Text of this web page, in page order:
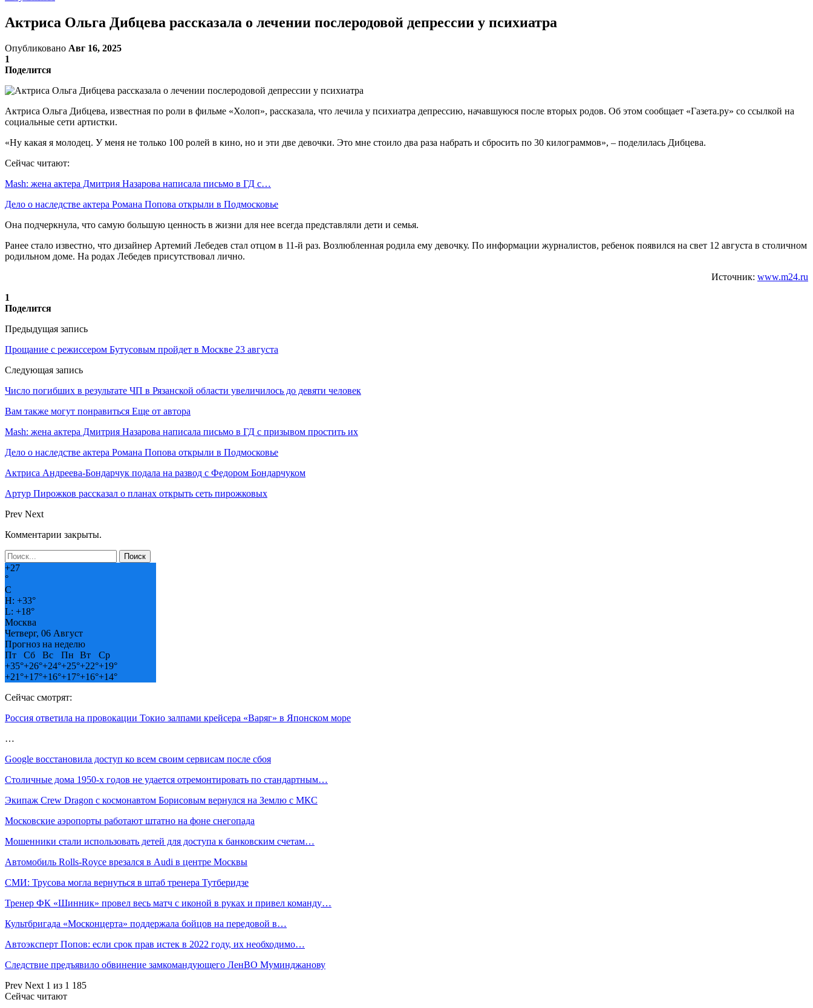
Актриса Ольга Дибцева рассказала о лечении послеродовой депрессии у психиатра
Опубликовано Авг 16, 2025
1
Поделится
Актриса Ольга Дибцева, известная по роли в фильме «Холоп», рассказала, что лечила у психиатра депрессию, начавшуюся после вторых родов. Об этом сообщает «Газета.ру» со ссылкой на
социальные сети артистки.
«Ну какая я молодец. У меня не только 100 ролей в кино, но и эти две девочки. Это мне стоило два раза набрать и сбросить по 30 килограммов», – поделилась Дибцева.
Сейчас читают:
Mash: жена актера Дмитрия Назарова написала письмо в ГД с…
Дело о наследстве актера Романа Попова открыли в Подмосковье
Она подчеркнула, что самую большую ценность в жизни для нее всегда представляли дети и семья.
Ранее стало известно, что дизайнер Артемий Лебедев стал отцом в 11-й раз. Возлюбленная родила ему девочку. По информации журналистов, ребенок появился на свет 12 августа в столичном
родильном доме. На родах Лебедев присутствовал лично.
Источник: www.m24.ru
1
Поделится
Предыдущая запись
Прощание с режиссером Бутусовым пройдет в Москве 23 августа
Следующая запись
Число погибших в результате ЧП в Рязанской области увеличилось до девяти человек
Вам также могут понравиться Еще от автора
Mash: жена актера Дмитрия Назарова написала письмо в ГД с призывом простить их
Дело о наследстве актера Романа Попова открыли в Подмосковье
Актриса Андреева-Бондарчук подала на развод с Федором Бондарчуком
Артур Пирожков рассказал о планах открыть сеть пирожковых
Prev Next
Комментарии закрыты.
+27
°
C
H: +33°
L: +18°
Москва
Четверг, 06 Август
Прогноз на неделю
Пт
Сб Вс Пн Вт
Ср
+35°+26°+24°+25°+22°+19°
+21°+17°+16°+17°+16°+14°
Сейчас смотрят:
Россия ответила на провокации Токио залпами крейсера «Варяг» в Японском море
…
Google восстановила доступ ко всем своим сервисам после сбоя
Столичные дома 1950-х годов не удается отремонтировать по стандартным…
Экипаж Crew Dragon с космонавтом Борисовым вернулся на Землю с МКС
Московские аэропорты работают штатно на фоне снегопада
Мошенники стали использовать детей для доступа к банковским счетам…
Автомобиль Rolls-Royce врезался в Audi в центре Москвы
СМИ: Трусова могла вернуться в штаб тренера Тутберидзе
Тренер ФК «Шинник» провел весь матч с иконой в руках и привел команду…
Культбригада «Москонцерта» поддержала бойцов на передовой в…
Автоэксперт Попов: если срок прав истек в 2022 году, их необходимо…
Следствие предъявило обвинение замкомандующего ЛенВО Муминджанову
Prev Next 1 из 1 185
Сейчас читают